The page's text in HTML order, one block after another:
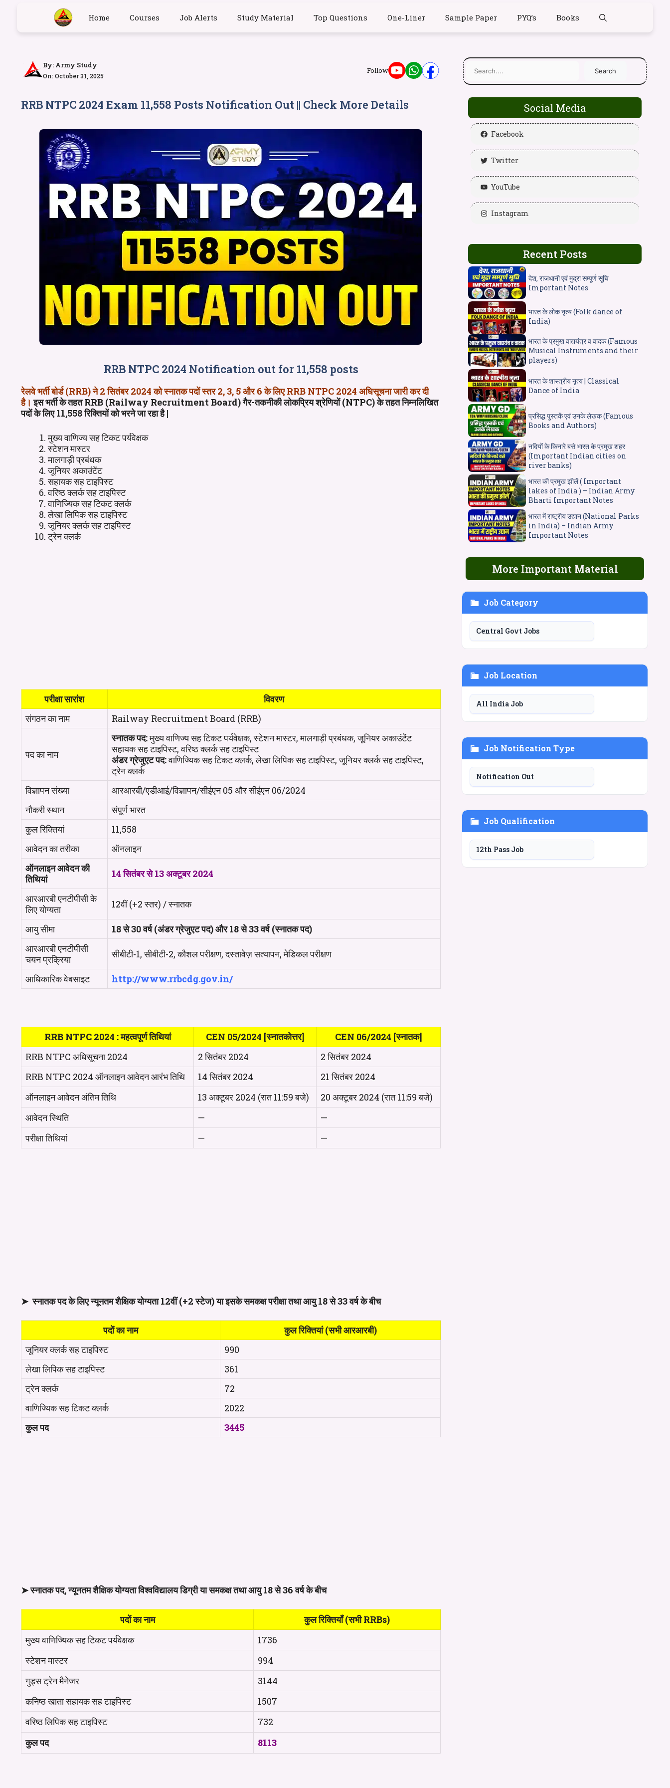
Home Courses Job Alerts Study Material Top Questions One-Liner Sample Paper PYQ’s Books
By: Army Study
On: October 31, 2025
Follow
RRB NTPC 2024 Exam 11,558 Posts Notification Out || Check More Details
RRB NTPC 2024 Notification out for 11,558 posts
रेलवे भर्ती बोर्ड (RRB) ने 2 सितंबर 2024 को स्नातक पदों स्तर 2, 3, 5 और 6 के लिए RRB NTPC 2024 अधिसूचना जारी कर दी
है। इस भर्ती के तहत RRB (Railway Recruitment Board) गैर-तकनीकी लोकप्रिय श्रेणियों (NTPC) के तहत निम्नलिखित
पदों के लिए 11,558 रिक्तियों को भरने जा रहा है |
मुख्य वाणिज्य सह टिकट पर्यवेक्षक
स्टेशन मास्टर
मालगाड़ी प्रबंधक
जूनियर अकाउंटेंट
सहायक सह टाइपिस्ट
वरिष्ठ क्लर्क सह टाइपिस्ट
वाणिज्यिक सह टिकट क्लर्क
लेखा लिपिक सह टाइपिस्ट
जूनियर क्लर्क सह टाइपिस्ट
ट्रेन क्लर्क
परीक्षा सारांश
विवरण
संगठन का नाम
Railway Recruitment Board (RRB)
पद का नाम
स्नातक पद:मुख्य वाणिज्य सह टिकट पर्यवेक्षक, स्टेशन मास्टर, मालगाड़ी प्रबंधक, जूनियर अकाउंटेंट
सहायक सह टाइपिस्ट, वरिष्ठ क्लर्क सह टाइपिस्ट
अंडर ग्रेजुएट पद:वाणिज्यिक सह टिकट क्लर्क, लेखा लिपिक सह टाइपिस्ट, जूनियर क्लर्क सह टाइपिस्ट,
ट्रेन क्लर्क
विज्ञापन संख्या
आरआरबी/एडीआई/विज्ञापन/सीईएन 05 और सीईएन 06/2024
नौकरी स्थान
संपूर्ण भारत
कुल रिक्तियां
11,558
आवेदन का तरीका
ऑनलाइन
ऑनलाइन आवेदन की
तिथियां
14 सितंबर से 13 अक्टूबर 2024
आरआरबी एनटीपीसी के
लिए योग्यता
12वीं (+2 स्तर) / स्नातक
आयु सीमा
18 से 30 वर्ष (अंडर ग्रेजुएट पद) और 18 से 33 वर्ष (स्नातक पद)
आरआरबी एनटीपीसी
चयन प्रक्रिया
सीबीटी-1, सीबीटी-2, कौशल परीक्षण, दस्तावेज़ सत्यापन, मेडिकल परीक्षण
आधिकारिक वेबसाइट http://www.rrbcdg.gov.in/
RRB NTPC 2024 : महत्वपूर्ण तिथियां CEN 05/2024 [स्नातकोत्तर]
CEN 06/2024 [स्नातक]
RRB NTPC अधिसूचना 2024
2 सितंबर 2024
2 सितंबर 2024
RRB NTPC 2024 ऑनलाइन आवेदन आरंभ तिथि
14 सितंबर 2024
21 सितंबर 2024
ऑनलाइन आवेदन अंतिम तिथि
13 अक्टूबर 2024 (रात 11:59 बजे)
20 अक्टूबर 2024 (रात 11:59 बजे)
आवेदन स्थिति
—
—
परीक्षा तिथियां
— —
➤ स्नातक पद के लिए न्यूनतम शैक्षिक योग्यता 12वीं (+2 स्टेज) या इसके समकक्ष परीक्षा तथा आयु 18 से 33 वर्ष के बीच
पदों का नाम
कुल रिक्तियां (सभी आरआरबी)
जूनियर क्लर्क सह टाइपिस्ट
990
लेखा लिपिक सह टाइपिस्ट
361
ट्रेन क्लर्क
72
वाणिज्यिक सह टिकट क्लर्क
2022
कुल पद
3445
➤ स्नातक पद, न्यूनतम शैक्षिक योग्यता विश्वविद्यालय डिग्री या समकक्ष तथा आयु 18 से 36 वर्ष के बीच
पदों का नाम
कुल रिक्तियाँ (सभी RRBs)
मुख्य वाणिज्यिक सह टिकट पर्यवेक्षक
1736
स्टेशन मास्टर
994
गुड्स ट्रेन मैनेजर
3144
कनिष्ठ खाता सहायक सह टाइपिस्ट
1507
वरिष्ठ लिपिक सह टाइपिस्ट
732
कुल पद
8113
Search
Social Media
Facebook
Twitter
YouTube
Instagram
Recent Posts
देश, राजधानी एवं मुद्रा सम्पूर्ण सूचि
Important Notes
भारत के लोक नृत्य (Folk dance of
India)
भारत के प्रमुख वाद्ययंत्र व वादक (Famous
Musical Instruments and their
players)
भारत के शास्त्रीय नृत्य | Classical
Dance of India
प्रसिद्ध पुस्तकें एवं उनके लेखक (Famous
Books and Authors)
नदियों के किनारे बसे भारत के प्रमुख शहर
(Important Indian cities on
river banks)
भारत की प्रमुख झीलें ( Important
lakes of India ) – Indian Army
Bharti Important Notes
भारत में राष्ट्रीय उद्यान (National Parks
in India) – Indian Army
Important Notes
More Important Material
Job Category
Central Govt Jobs
Job Location
All India Job
Job Notification Type
Notification Out
Job Qualification
12th Pass Job